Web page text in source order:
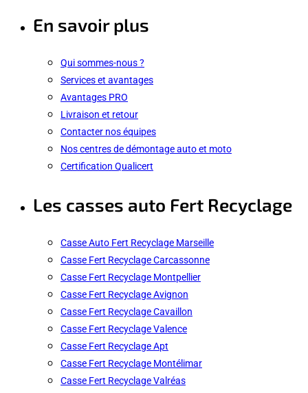
En savoir plus
Qui sommes-nous ?
Services et avantages
Avantages PRO
Livraison et retour
Contacter nos équipes
Nos centres de démontage auto et moto
Certification Qualicert
Les casses auto Fert Recyclage
Casse Auto Fert Recyclage Marseille
Casse Fert Recyclage Carcassonne
Casse Fert Recyclage Montpellier
Casse Fert Recyclage Avignon
Casse Fert Recyclage Cavaillon
Casse Fert Recyclage Valence
Casse Fert Recyclage Apt
Casse Fert Recyclage Montélimar
Casse Fert Recyclage Valréas